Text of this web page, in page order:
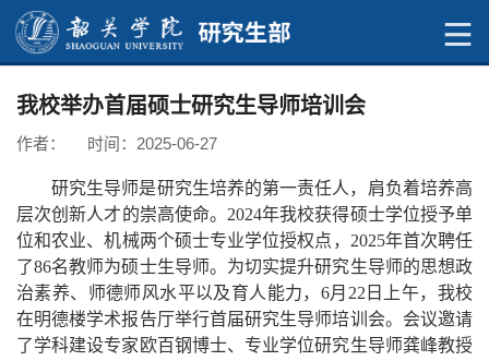
我校举办首届硕士研究生导师培训会
作者： 时间：2025-06-27
研究生导师是研究生培养的第一责任人，肩负着培养高
层次创新人才的崇高使命。2024年我校获得硕士学位授予单
位和农业、机械两个硕士专业学位授权点，2025年首次聘任
了86名教师为硕士生导师。为切实提升研究生导师的思想政
治素养、师德师风水平以及育人能力，6月22日上午，我校
在明德楼学术报告厅举行首届研究生导师培训会。会议邀请
了学科建设专家欧百钢博士、专业学位研究生导师龚峰教授